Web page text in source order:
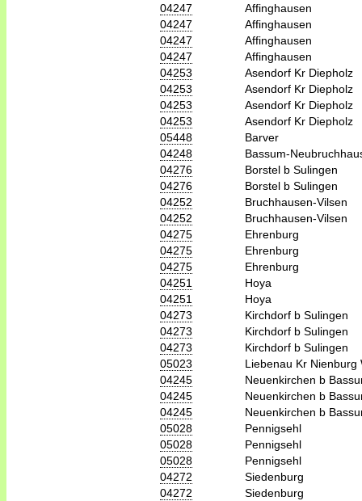
04247
Affinghausen
04247
Affinghausen
04247
Affinghausen
04247
Affinghausen
04253
Asendorf Kr Diepholz
04253
Asendorf Kr Diepholz
04253
Asendorf Kr Diepholz
04253
Asendorf Kr Diepholz
05448
Barver
04248
Bassum-
04276
Borstel b Sulingen
04276
Borstel b Sulingen
04252
Bruchhausen-Vilsen
04252
Bruchhausen-Vilsen
04275
Ehrenburg
04275
Ehrenburg
04275
Ehrenburg
04251
Hoya
04251
Hoya
04273
Kirchdorf b Sulingen
04273
Kirchdorf b Sulingen
04273
Kirchdorf b Sulingen
05023
Liebenau Kr Nienburg
04245
Neuenkirchen b
04245
Neuenkirchen b
04245
Neuenkirchen b
05028
Pennigsehl
05028
Pennigsehl
05028
Pennigsehl
04272
Siedenburg
04272
Siedenburg